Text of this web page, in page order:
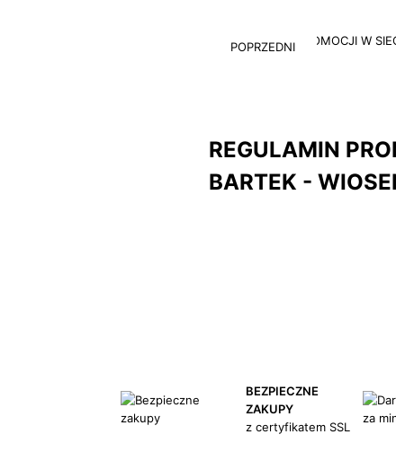
POPRZEDNI
REGULAMIN
BARTEK -
BEZPIECZNE
ZAKUPY
z certyfikatem SSL